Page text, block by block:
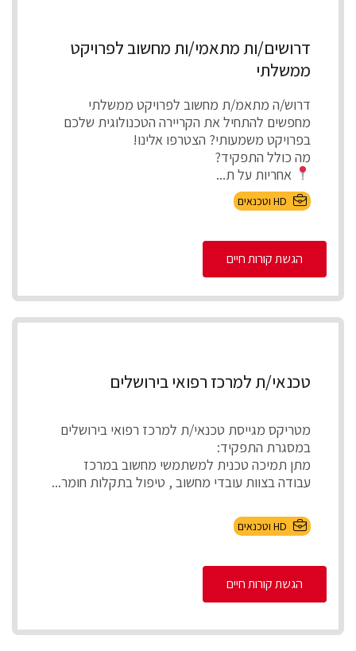
דרושים/ות מתאמי/ות מחשוב לפרויקט
ממשלתי
דרוש/ה מתאמ/ת מחשוב לפרויקט ממשלתי
מחפשים להתחיל את הקריירה הטכנולוגית שלכם
בפרויקט משמעותי? הצטרפו אלינו!
מה כולל התפקיד?
אחריות על ת...
HD וטכנאים
הגשת קורות חיים
טכנאי/ת למרכז רפואי בירושלים
מטריקס מגייסת טכנאי/ת למרכז רפואי בירושלים
במסגרת התפקיד:
מתן תמיכה טכנית למשתמשי מחשוב במרכז
עבודה בצוות עובדי מחשוב , טיפול בתקלות חומר...
HD וטכנאים
הגשת קורות חיים